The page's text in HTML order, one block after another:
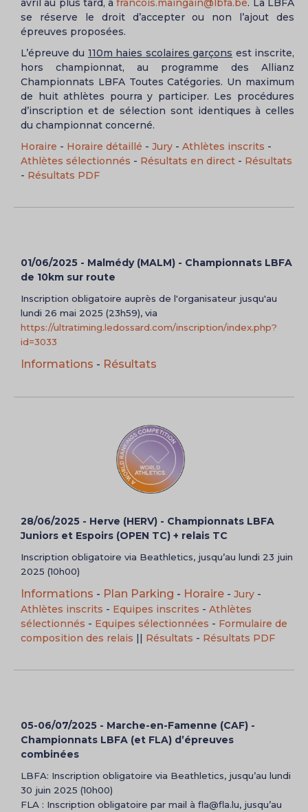
avril au plus tard, àfrancois.maingain@lbfa.be. La LBFA
se réserve le droit d’accepter ou non l’ajout des
épreuves proposées.
L’épreuve du 110m haies scolaires garçons est inscrite,
hors championnat, au programme des Allianz
Championnats LBFA Toutes Catégories. Un maximum
de huit athlètes pourra y participer. Les procédures
d’inscription et de sélection sont identiques à celles
du championnat concerné.
Horaire - Horaire détaillé - Jury - Athlètes inscrits -
Athlètes sélectionnés - Résultats en direct - Résultats
- Résultats PDF
01/06/2025 - Malmédy (MALM) - Championnats LBFA
de 10km sur route
Inscription obligatoire auprès de l'organisateur jusqu'au
lundi 26 mai 2025 (23h59), via
https://ultratiming.ledossard.com/inscription/index.php?
id=3033
Informations - Résultats
28/06/2025 - Herve (HERV) - Championnats LBFA
Juniors et Espoirs (OPEN TC) + relais TC
Inscription obligatoire via Beathletics, jusqu’au lundi 23 juin
2025 (10h00)
Informations - Plan Parking - Horaire - Jury -
Athlètes inscrits - Equipes inscrites - Athlètes
sélectionnés - Equipes sélectionnées - Formulaire de
composition des relais || Résultats - Résultats PDF
05-06/07/2025 - Marche-en-Famenne (CAF) -
Championnats LBFA (et FLA) d’épreuves
combinées
LBFA: Inscription obligatoire via Beathletics, jusqu’au lundi
30 juin 2025 (10h00)
FLA : Inscription obligatoire par mail à fla@fla.lu, jusqu’au